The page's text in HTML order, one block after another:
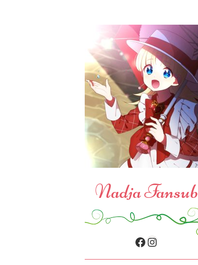
Nadja Fansub
Facebook
Instagram